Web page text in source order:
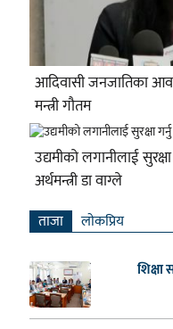
आदिवासी जनजातिका
मन्त्री गौतम
उद्यमीको लगानीलाई
अर्थमन्त्री डा वाग्ले
ताजा लाेकप्रिय
शिक्षा